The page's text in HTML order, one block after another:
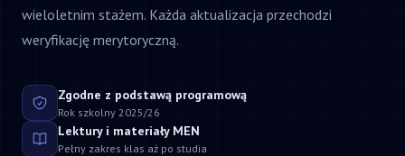
wieloletnim stażem. Każda aktualizacja przechodzi
weryfikację merytoryczną.
Zgodne z podstawą programową
Rok szkolny 2025/26
Lektury i materiały MEN
Pełny zakres klas aż po studia